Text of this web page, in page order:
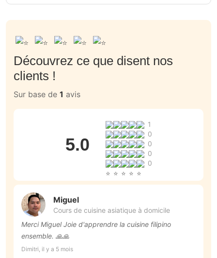
Découvrez ce que disent nos
clients !
Sur base de 1 avis
5.0
1
0
0
0
0
Miguel
Cours de cuisine asiatique à domicile
Merci Miguel Joie d'apprendre la cuisine filipino
ensemble. 🙏🙏
Dimitri, il y a 5 mois